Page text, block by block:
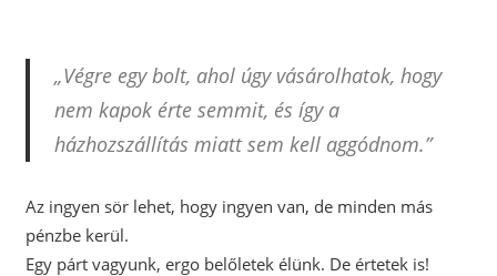
„Végre egy bolt, ahol úgy vásárolhatok, hogy
nem kapok érte semmit, és így a
házhozszállítás miatt sem kell aggódnom.”
Az ingyen sör lehet, hogy ingyen van, de minden más
pénzbe kerül.
Egy párt vagyunk, ergo belőletek élünk. De értetek is!